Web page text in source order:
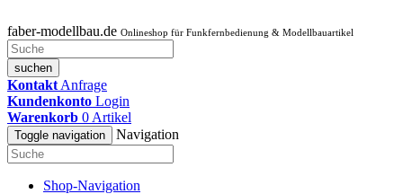
faber-modellbau.de Onlineshop für Funkfernbedienung & Modellbauartikel
suchen
Kontakt Anfrage
Kundenkonto Login
Warenkorb 0 Artikel
Toggle navigation Navigation
Shop-Navigation